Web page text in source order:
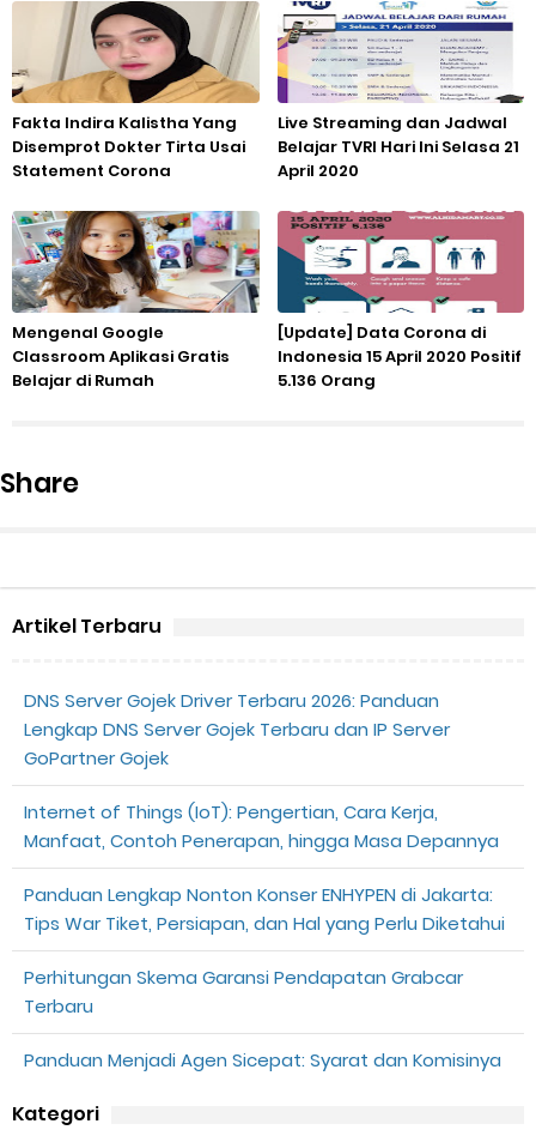
Fakta Indira Kalistha Yang
Disemprot Dokter Tirta Usai
Statement Corona
Live Streaming dan Jadwal
Belajar TVRI Hari Ini Selasa 21
April 2020
Mengenal Google
Classroom Aplikasi Gratis
Belajar di Rumah
[Update] Data Corona di
Indonesia 15 April 2020 Positif
5.136 Orang
Share
Artikel Terbaru
DNS Server Gojek Driver Terbaru 2026: Panduan
Lengkap DNS Server Gojek Terbaru dan IP Server
GoPartner Gojek
Internet of Things (IoT): Pengertian, Cara Kerja,
Manfaat, Contoh Penerapan, hingga Masa Depannya
Panduan Lengkap Nonton Konser ENHYPEN di Jakarta:
Tips War Tiket, Persiapan, dan Hal yang Perlu Diketahui
Perhitungan Skema Garansi Pendapatan Grabcar
Terbaru
Panduan Menjadi Agen Sicepat: Syarat dan Komisinya
Kategori